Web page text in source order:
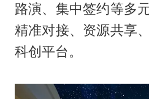
路演、集中签约等多
精准对接、资源共享
科创平台。